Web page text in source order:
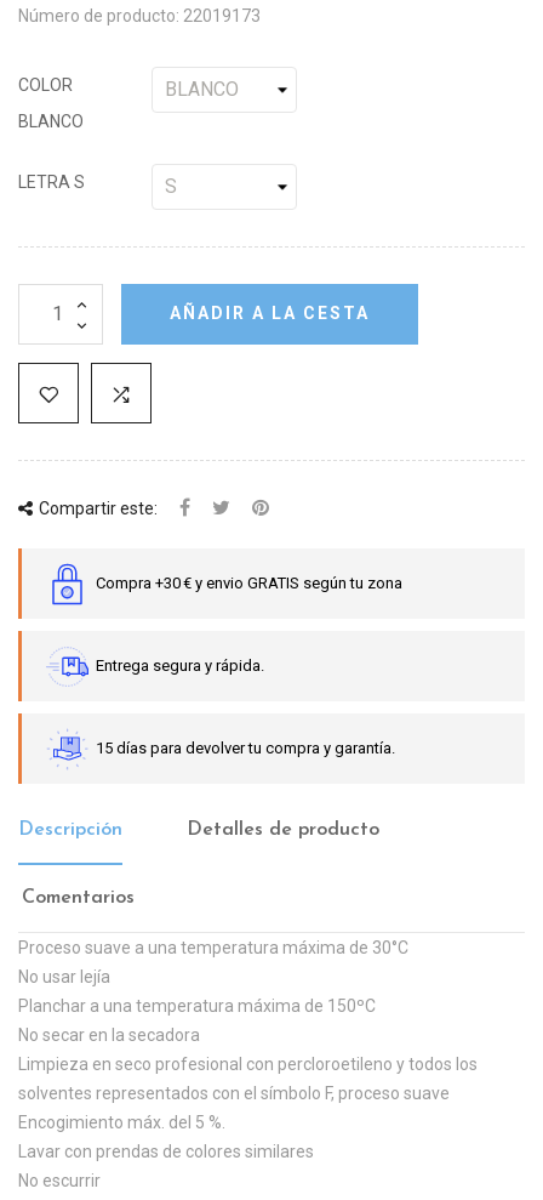
Número de producto: 22019173
COLOR
BLANCO
LETRA S
AÑADIR A LA CESTA
Compartir este:
Compra +30 € y envio GRATIS según tu zona
Entrega segura y rápida.
15 días para devolver tu compra y garantía.
Descripción Detalles de producto
Comentarios
Proceso suave a una temperatura máxima de 30°C
No usar lejía
Planchar a una temperatura máxima de 150ºC
No secar en la secadora
Limpieza en seco profesional con percloroetileno y todos los
solventes representados con el símbolo F, proceso suave
Encogimiento máx. del 5 %.
Lavar con prendas de colores similares
No escurrir